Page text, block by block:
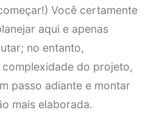
Você certamente
aqui e apenas
no entanto,
do projeto,
passo adiante e montar
mais elaborada.